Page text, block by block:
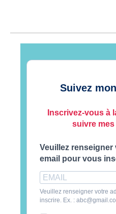
Suivez
Inscrivez-vous à
suivre
Veuillez renseigner
email pour vous
Veuillez renseigner votre
inscrire. Ex. :